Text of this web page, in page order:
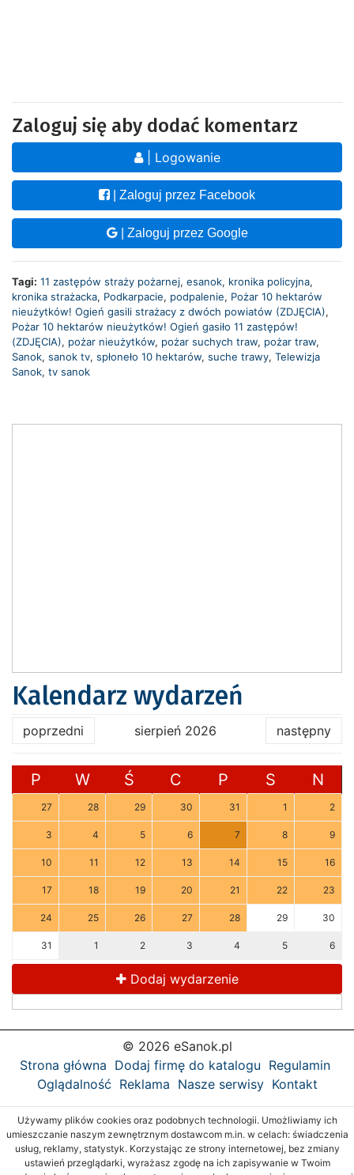
Zaloguj się aby dodać komentarz
| Logowanie
| Zaloguj przez Facebook
| Zaloguj przez Google
Tagi: 11 zastępów straży pożarnej, esanok, kronika policyjna,
kronika strażacka, Podkarpacie, podpalenie, Pożar 10 hektarów
nieużytków! Ogień gasili strażacy z dwóch powiatów (ZDJĘCIA),
Pożar 10 hektarów nieużytków! Ogień gasiło 11 zastępów!
(ZDJĘCIA), pożar nieużytków, pożar suchych traw, pożar traw,
Sanok, sanok tv, spłoneło 10 hektarów, suche trawy, Telewizja
Sanok, tv sanok
Kalendarz wydarzeń
poprzedni sierpień 2026 następny
P W Ś C P S N
27 28 29 30 31 1 2
3 4 5 6 7 8 9
10 11 12 13 14 15 16
17 18 19 20 21 22 23
24 25 26 27 28 29 30
31 1 2 3 4 5 6
Dodaj wydarzenie
© 2026 eSanok.pl
Strona główna Dodaj firmę do katalogu Regulamin
Oglądalność Reklama Nasze serwisy Kontakt
Używamy plików cookies oraz podobnych technologii. Umożliwiamy ich
umieszczanie naszym zewnętrznym dostawcom m.in. w celach: świadczenia
usług, reklamy, statystyk. Korzystając ze strony internetowej, bez zmiany
ustawień przeglądarki, wyrażasz zgodę na ich zapisywanie w Twoim